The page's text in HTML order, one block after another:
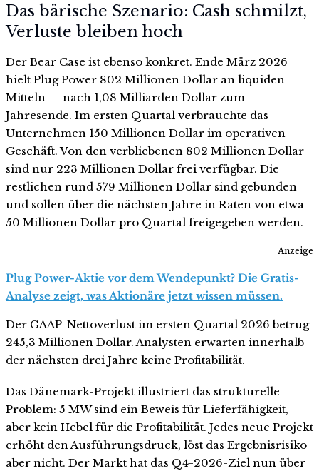
Das bärische Szenario: Cash schmilzt,
Verluste bleiben hoch
Der Bear Case ist ebenso konkret. Ende März 2026
hielt Plug Power 802 Millionen Dollar an liquiden
Mitteln — nach 1,08 Milliarden Dollar zum
Jahresende. Im ersten Quartal verbrauchte das
Unternehmen 150 Millionen Dollar im operativen
Geschäft. Von den verbliebenen 802 Millionen Dollar
sind nur 223 Millionen Dollar frei verfügbar. Die
restlichen rund 579 Millionen Dollar sind gebunden
und sollen über die nächsten Jahre in Raten von etwa
50 Millionen Dollar pro Quartal freigegeben werden.
Anzeige
Plug Power-Aktie vor dem Wendepunkt? Die Gratis-
Analyse zeigt, was Aktionäre jetzt wissen müssen.
Der GAAP-Nettoverlust im ersten Quartal 2026 betrug
245,3 Millionen Dollar. Analysten erwarten innerhalb
der nächsten drei Jahre keine Profitabilität.
Das Dänemark-Projekt illustriert das strukturelle
Problem: 5 MW sind ein Beweis für Lieferfähigkeit,
aber kein Hebel für die Profitabilität. Jedes neue Projekt
erhöht den Ausführungsdruck, löst das Ergebnisrisiko
aber nicht. Der Markt hat das Q4-2026-Ziel nun über